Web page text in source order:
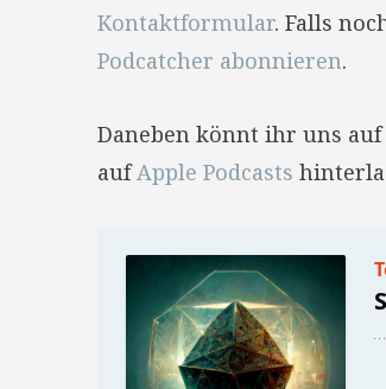
Kontaktformular. Falls
Podcatcher abonnieren.
Daneben könnt ihr uns auf
aufApple Podcasts